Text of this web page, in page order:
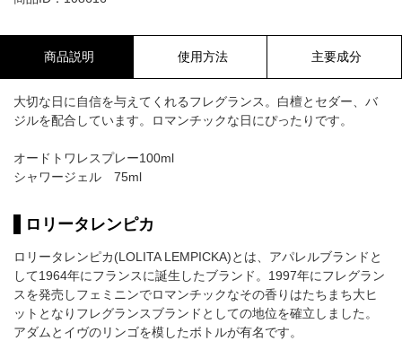
商品説明 使用方法 主要成分
大切な日に自信を与えてくれるフレグランス。白檀とセダー、バ
ジルを配合しています。ロマンチックな日にぴったりです。
オードトワレスプレー100ml
シャワージェル 75ml
ロリータレンピカ
ロリータレンピカ(LOLITA LEMPICKA)とは、アパレルブランドと
して1964年にフランスに誕生したブランド。1997年にフレグラン
スを発売しフェミニンでロマンチックなその香りはたちまち大ヒ
ットとなりフレグランスブランドとしての地位を確立しました。
アダムとイヴのリンゴを模したボトルが有名です。